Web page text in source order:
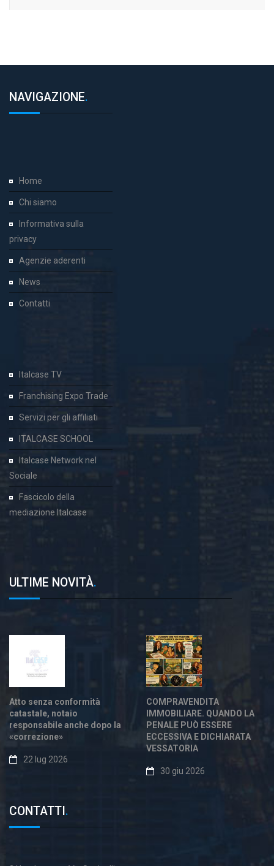
NAVIGAZIONE.
Home
Chi siamo
Informativa sulla
privacy
Agenzie aderenti
News
Contatti
Italcase TV
Franchising Expo Trade
Servizi per gli affiliati
ITALCASE SCHOOL
Italcase Network nel
Sociale
Fascicolo della
mediazione Italcase
ULTIME NOVITÀ.
Atto senza conformità
catastale, notaio
responsabile anche dopo la
«correzione»
22 lug 2026
COMPRAVENDITA
IMMOBILIARE. QUANDO LA
PENALE PUÒ ESSERE
ECCESSIVA E DICHIARATA
VESSATORIA
30 giu 2026
CONTATTI .